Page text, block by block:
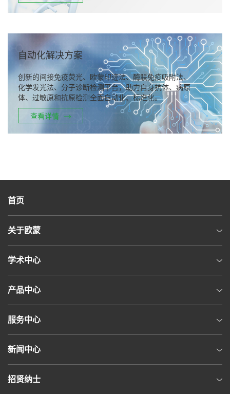
自动化解决方案
创新的间接免疫荧光、欧蒙印迹法、酶联免疫吸附法、
化学发光法、分子诊断检测平台，助力自身抗体、病原
体、过敏原和抗原检测全面自动化、标准化。
查看详情
首页
关于欧蒙
学术中心
产品中心
服务中心
新闻中心
招贤纳士